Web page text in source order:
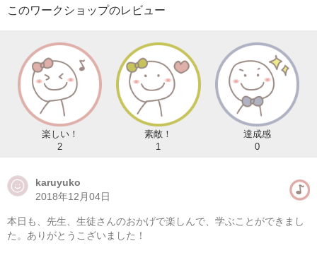
このワークショップのレビュー
楽しい！
2
素敵！
1
達成感
0
karuyuko
2018年12月04日
本日も、先生、生徒さんのおかげで楽しんで、学ぶことができまし
た。ありがとうこざいました！